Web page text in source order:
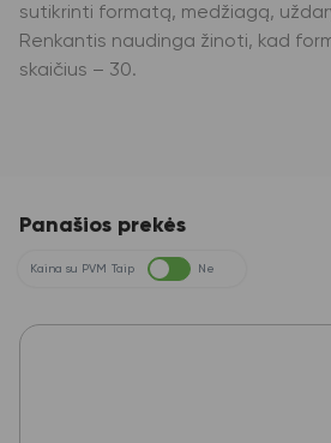
sutikrinti formatą, medžiagą,
Renkantis naudinga žinoti, kad
skaičius – 30.
Panašios prekės
Kaina su PVM Taip Ne